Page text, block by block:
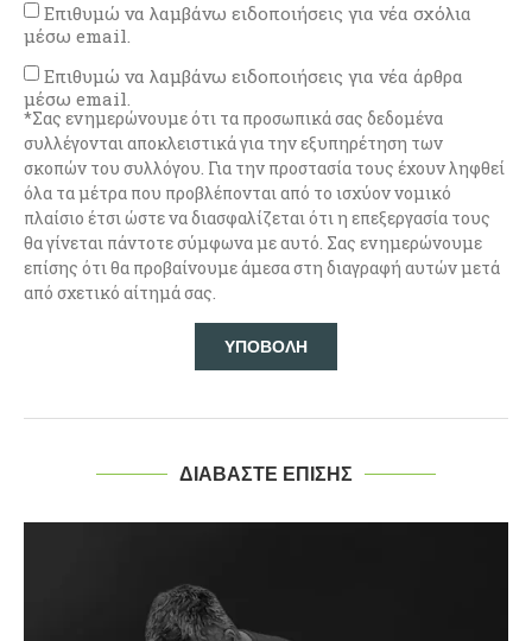
Επιθυμώ να λαμβάνω ειδοποιήσεις για νέα σχόλια
μέσω email.
Επιθυμώ να λαμβάνω ειδοποιήσεις για νέα άρθρα
μέσω email.
*Σας ενημερώνουμε ότι τα προσωπικά σας δεδομένα
συλλέγονται αποκλειστικά για την εξυπηρέτηση των
σκοπών του συλλόγου. Για την προστασία τους έχουν ληφθεί
όλα τα μέτρα που προβλέπονται από το ισχύον νομικό
πλαίσιο έτσι ώστε να διασφαλίζεται ότι η επεξεργασία τους
θα γίνεται πάντοτε σύμφωνα με αυτό. Σας ενημερώνουμε
επίσης ότι θα προβαίνουμε άμεσα στη διαγραφή αυτών μετά
από σχετικό αίτημά σας.
ΔΙΑΒΑΣΤΕ ΕΠΙΣΗΣ